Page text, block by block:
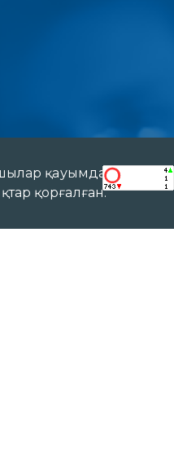
қауымдастығы
қорғалған.